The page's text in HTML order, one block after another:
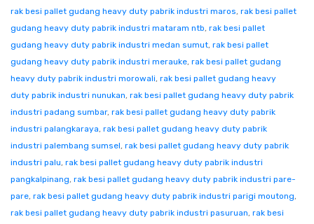
rak besi pallet gudang heavy duty pabrik industri maros, rak besi pallet
gudang heavy duty pabrik industri mataram ntb, rak besi pallet
gudang heavy duty pabrik industri medan sumut, rak besi pallet
gudang heavy duty pabrik industri merauke, rak besi pallet gudang
heavy duty pabrik industri morowali, rak besi pallet gudang heavy
duty pabrik industri nunukan, rak besi pallet gudang heavy duty pabrik
industri padang sumbar, rak besi pallet gudang heavy duty pabrik
industri palangkaraya, rak besi pallet gudang heavy duty pabrik
industri palembang sumsel, rak besi pallet gudang heavy duty pabrik
industri palu, rak besi pallet gudang heavy duty pabrik industri
pangkalpinang, rak besi pallet gudang heavy duty pabrik industri pare-
pare, rak besi pallet gudang heavy duty pabrik industri parigi moutong,
rak besi pallet gudang heavy duty pabrik industri pasuruan, rak besi